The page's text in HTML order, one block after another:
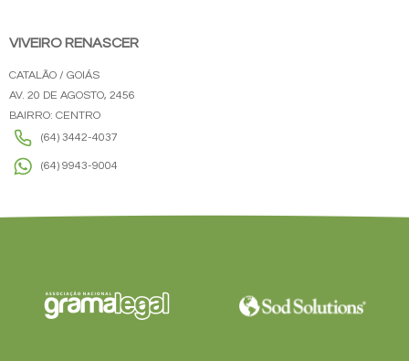
VIVEIRO RENASCER
CATALÃO / GOIÁS
AV. 20 DE AGOSTO, 2456
BAIRRO: CENTRO
(64) 3442-4037
(64) 9943-9004